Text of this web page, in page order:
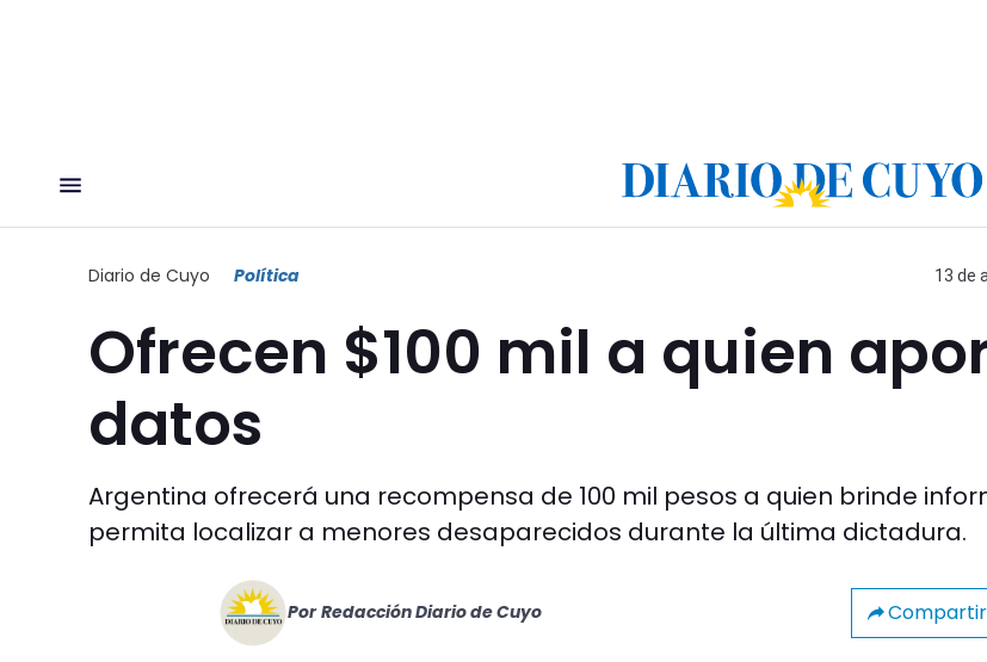
Diario de Cuyo Política 13 de
Ofrecen $100 mil a quien
datos
Argentina ofrecerá una recompensa de 100 mil pesos a quien brinde
permita localizar a menores desaparecidos durante la última dictadura.
Por Redacción Diario de Cuyo Compartir